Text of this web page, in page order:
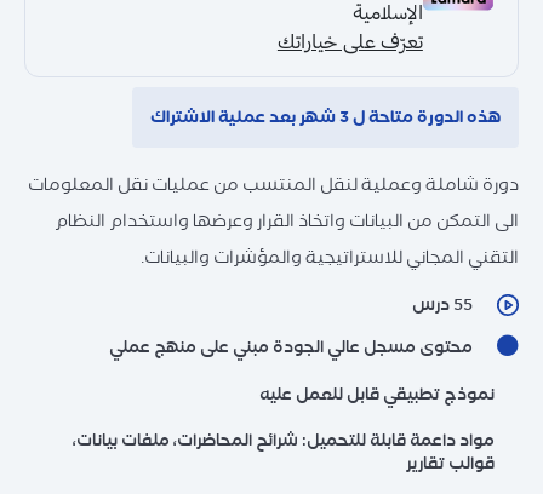
هذه الدورة متاحة ل 3 شهر بعد عملية الاشتراك
دورة شاملة وعملية لنقل المنتسب من عمليات نقل المعلومات
الى التمكن من البيانات واتخاذ القرار وعرضها واستخدام النظام
التقني المجاني للاستراتيجية والمؤشرات والبيانات.
55 درس
محتوى مسجل عالي الجودة مبني على منهج عملي
نموذج تطبيقي قابل للعمل عليه
مواد داعمة قابلة للتحميل: شرائح المحاضرات، ملفات بيانات،
قوالب تقارير